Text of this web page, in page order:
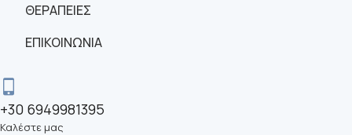
ΘΕΡΑΠΕΙΕΣ
ΕΠΙΚΟΙΝΩΝΙΑ
+30 6949981395
Καλέστε μας